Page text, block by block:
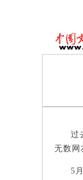
过
无数
5